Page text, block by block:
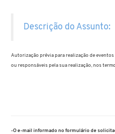
Descrição do Assunto:
Autorização prévia para realização de
ou responsáveis pela sua realização, nos
-O e-mail informado no formulário de